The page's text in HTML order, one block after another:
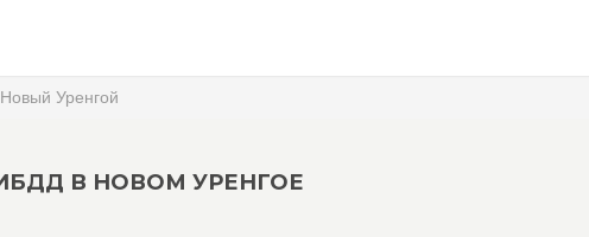
Новый Уренгой
В НОВОМ УРЕНГОЕ